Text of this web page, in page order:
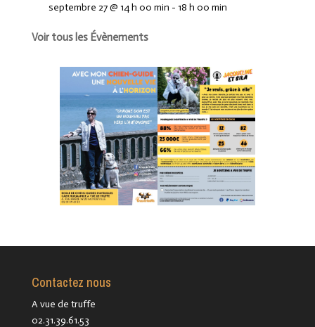
septembre 27 @ 14 h 00 min - 18 h 00 min
Voir tous les Évènements
Contactez nous
A vue de truffe
02.31.39.61.53